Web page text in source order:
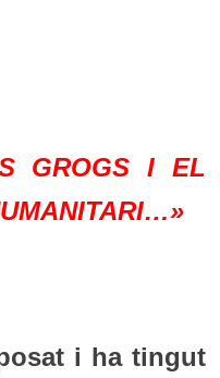
GROGS I EL
i ha tingut